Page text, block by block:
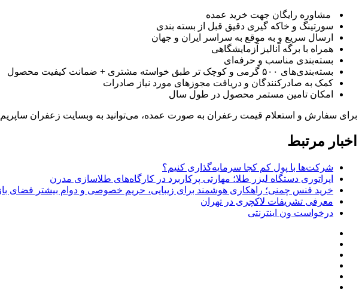
مشاوره رایگان جهت خرید عمده
سورتینگ و خاکه گیری دقیق قبل از بسته بندی
ارسال سریع و به موقع به سراسر ایران و جهان
همراه با برگه آنالیز آزمایشگاهی
بسته‌بندی مناسب و حرفه‌ای
بسته‌بندی‌های ۵۰۰ گرمی و کوچک تر طبق خواسته مشتری + ضمانت کیفیت محصول
کمک به صادرکنندگان و دریافت مجوزهای مورد نیاز صادرات
امکان تامین مستمر محصول در طول سال
برای سفارش و استعلام قیمت رعفران به صورت عمده، می‌توانید به وبسایت زعفران
اخبار مرتبط
شرکت‌ها با پول کم کجا سرمایه‌گذاری کنیم؟
اپراتوری دستگاه لیزر طلا؛ مهارتی پرکاربرد در کارگاه‌های طلاسازی مدرن
خرید فنس چمنی؛ راهکاری هوشمند برای زیبایی، حریم خصوصی و دوام بیشتر فضای باز
معرفی تشریفات لاکچری در تهران
درخواست ون اینترنتی